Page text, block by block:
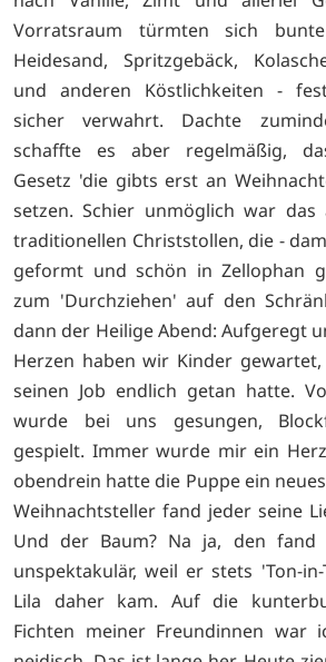
Vorratsraum türmten sich
Heidesand, Spritzgebäck,
und anderen Köstlichkeiten -
sicher verwahrt. Dachte
schaffte es aber regelmäßig,
Gesetz 'die gibts erst an
setzen. Schier unmöglich war
traditionellen Christstollen, die -
geformt und schön in Zellophan
zum 'Durchziehen' auf den
dann der Heilige Abend: Aufgeregt
Herzen haben wir Kinder
seinen Job endlich getan hatte.
wurde bei uns gesungen,
gespielt. Immer wurde mir ein
obendrein hatte die Puppe ein
Weihnachtsteller fand jeder seine
Und der Baum? Na ja, den
unspektakulär, weil er stets 'Ton-
Lila daher kam. Auf die
Fichten meiner Freundinnen war